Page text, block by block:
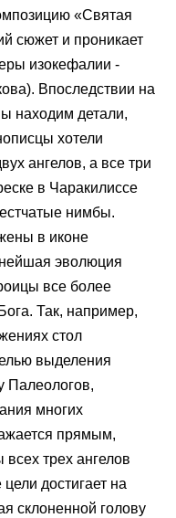
«Святая
сюжет и проникает
изокефалии -
Впоследствии на
находим детали,
хотели
ангелов, а все три
в Чаракилиссе
нимбы.
в иконе
эволюция
все более
Так, например,
стол
выделения
Палеологов,
многих
прямым,
трех ангелов
достигает на
склоненной голову